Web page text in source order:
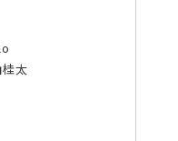
桂太